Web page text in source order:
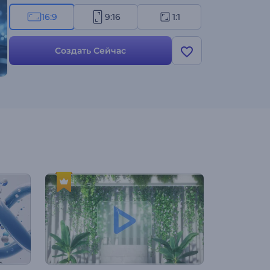
многих других креативных проектов.
Создавайте прямо сейчас!
16:9 9:16 1:1
Создать Сейчас